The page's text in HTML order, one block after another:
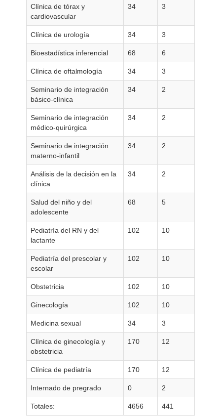
Clínica de tórax y
cardiovascular
34 3
Clínica de urología 34 3
Bioestadística inferencial 68 6
Clínica de oftalmología 34 3
Seminario de integración
básico-clínica
34 2
Seminario de integración
médico-quirúrgica
34 2
Seminario de integración
materno-infantil
34 2
Análisis de la decisión en la
clínica
34 2
Salud del niño y del
adolescente
68 5
Pediatría del RN y del
lactante
102 10
Pediatría del prescolar y
escolar
102 10
Obstetricia 102 10
Ginecología 102 10
Medicina sexual 34 3
Clínica de ginecología y
obstetricia
170 12
Clínica de pediatría 170 12
Internado de pregrado 0 2
Totales: 4656 441